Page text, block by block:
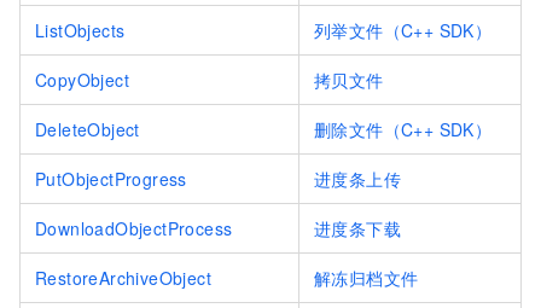
ListObjects 列举文件（C++ SDK）
CopyObject 拷贝文件
DeleteObject 删除文件（C++ SDK）
PutObjectProgress 进度条上传
DownloadObjectProcess 进度条下载
RestoreArchiveObject 解冻归档文件